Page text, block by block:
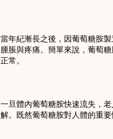
當年紀漸長之後，因葡萄糖胺
腫脹與疼痛。簡單來說，葡萄
正常。
一旦體內葡萄糖胺快速流失，
解。既然葡萄糖胺對人體的重